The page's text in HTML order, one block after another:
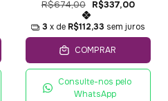
R$674,00 R$337,00
3 x de R$112,33 sem juros
COMPRAR
Consulte-nos pelo
WhatsApp